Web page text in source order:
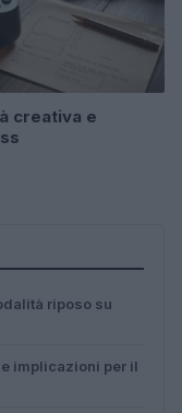
creativa e
riposo su
implicazioni per il